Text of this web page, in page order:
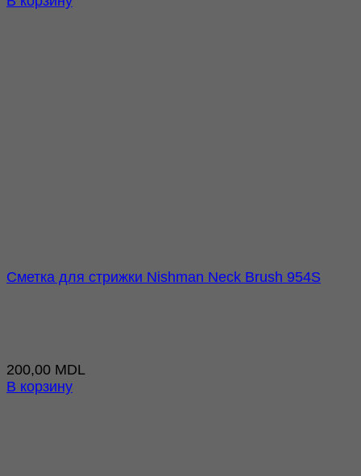
Сметка для стрижки Nishman Neck Brush 954S
200,00 MDL
В корзину